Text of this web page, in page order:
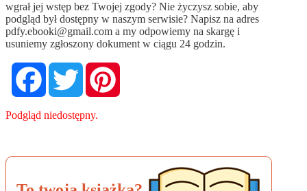
wgrał jej wstęp bez Twojej zgody? Nie życzysz sobie, aby
podgląd był dostępny w naszym serwisie? Napisz na adres
pdfy.ebooki@gmail.com a my odpowiemy na skargę i
usuniemy zgłoszony dokument w ciągu 24 godzin.
FacebookTwitter
Podgląd niedostępny.